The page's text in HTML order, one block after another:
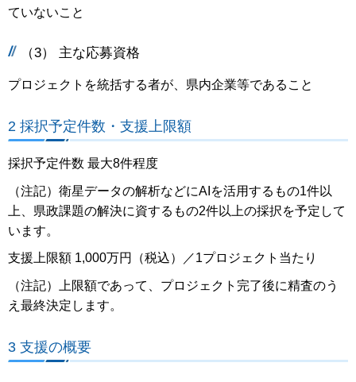
ていないこと
（3） 主な応募資格
プロジェクトを統括する者が、県内企業等であること
2 採択予定件数・支援上限額
採択予定件数 最大8件程度
（注記）衛星データの解析などにAIを活用するもの1件以
上、県政課題の解決に資するもの2件以上の採択を予定して
います。
支援上限額 1,000万円（税込）／1プロジェクト当たり
（注記）上限額であって、プロジェクト完了後に精査のう
え最終決定します。
3 支援の概要